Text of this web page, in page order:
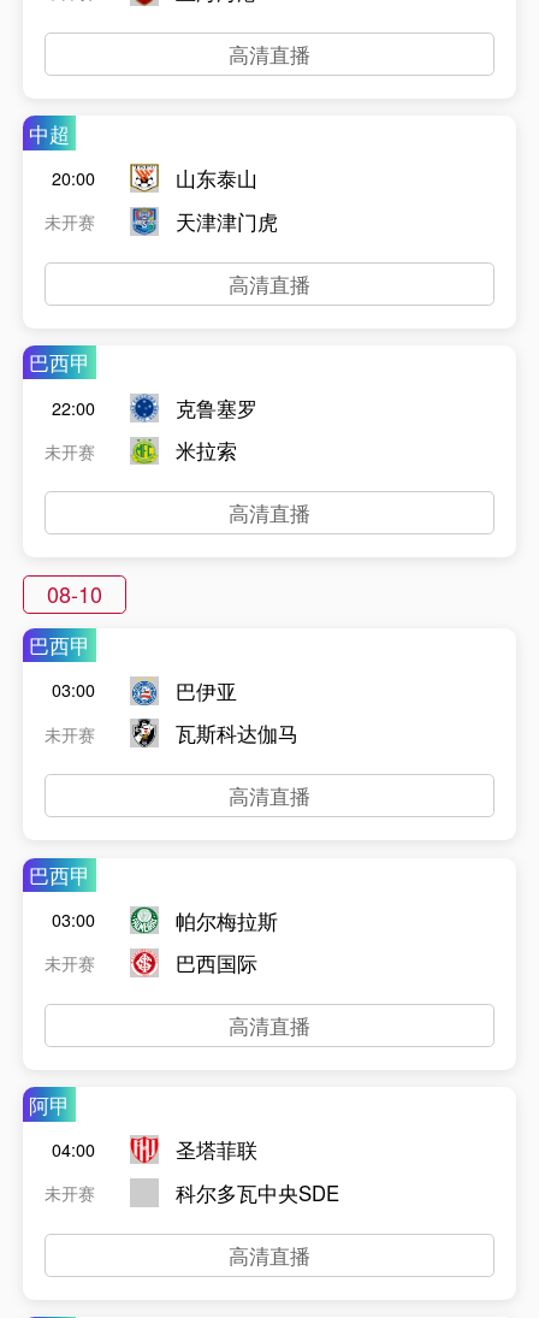
高清直播
中超
20:00
未开赛
山东泰山
天津津门虎
高清直播
巴西甲
22:00
未开赛
克鲁塞罗
米拉索
高清直播
08-10
巴西甲
03:00
未开赛
巴伊亚
瓦斯科达伽马
高清直播
巴西甲
03:00
未开赛
帕尔梅拉斯
巴西国际
高清直播
阿甲
04:00
未开赛
圣塔菲联
科尔多瓦中央SDE
高清直播